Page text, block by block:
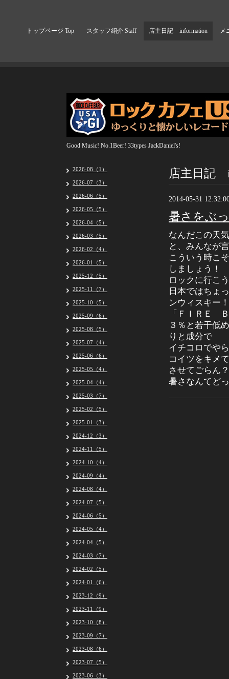
トップページ Top スタッフ紹介 Staff 店主日記 information メ
Good Music! No.1Beer! 33types JackDaniel's!
店主日記
2014-05-31
暑さをぶ
なんだこの天
と、みんなが
こういう時こ
しましょう！
ロックに行こ
日本ではちょ
ンウィスキー！
「ＦＩＲＥ
３％と若干低
りと成分で
イチコロでや
コイツをキメ
させてごらん？
暑さなんてど
2026-08（1）
2026-07（3）
2026-06（5）
2026-05（5）
2026-04（5）
2026-03（5）
2026-02（4）
2026-01（5）
2025-12（5）
2025-11（7）
2025-10（5）
2025-09（6）
2025-08（5）
2025-07（4）
2025-06（6）
2025-05（4）
2025-04（4）
2025-03（7）
2025-02（5）
2025-01（3）
2024-12（3）
2024-11（5）
2024-10（4）
2024-09（4）
2024-08（4）
2024-07（5）
2024-06（5）
2024-05（4）
2024-04（5）
2024-03（7）
2024-02（5）
2024-01（6）
2023-12（9）
2023-11（9）
2023-10（8）
2023-09（7）
2023-08（6）
2023-07（5）
2023-06（3）